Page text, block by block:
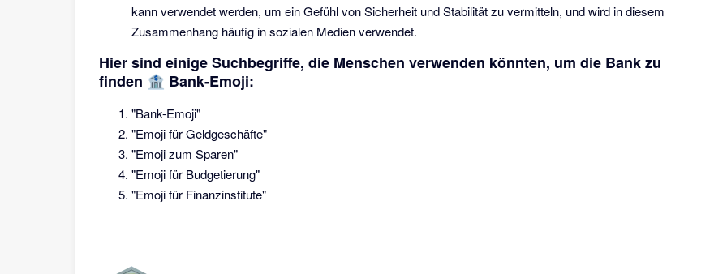
kann verwendet werden, um ein Gefühl von Sicherheit und Stabilität zu vermitteln, und wird in diesem
Zusammenhang häufig in sozialen Medien verwendet.
Hier sind einige Suchbegriffe, die Menschen verwenden könnten, um die Bank zu
finden 🏦 Bank-Emoji:
"Bank-Emoji"
"Emoji für Geldgeschäfte"
"Emoji zum Sparen"
"Emoji für Budgetierung"
"Emoji für Finanzinstitute"